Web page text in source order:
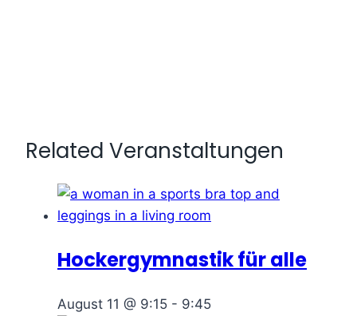
Related Veranstaltungen
Hockergymnastik für alle
August 11 @ 9:15 - 9:45